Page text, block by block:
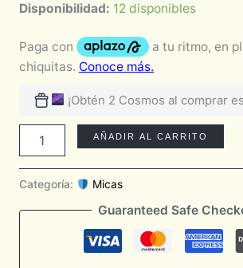
Disponibilidad: 12 disponibles
¡Obtén 2 Cosmos al comprar
AÑADIR AL CARRITO
Categoría: Micas
Guaranteed Safe